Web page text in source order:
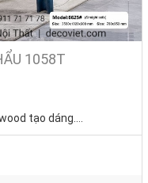
1058T
tạo dáng.